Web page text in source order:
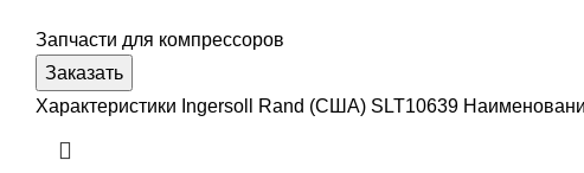
Запчасти для компрессоров
Заказать
Характеристики Ingersoll Rand (США) SLT10639